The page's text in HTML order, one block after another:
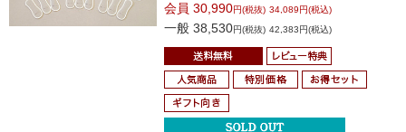
会員 30,990円(税抜) 34,089円(税込)
一般 38,530円(税抜) 42,383円(税込)